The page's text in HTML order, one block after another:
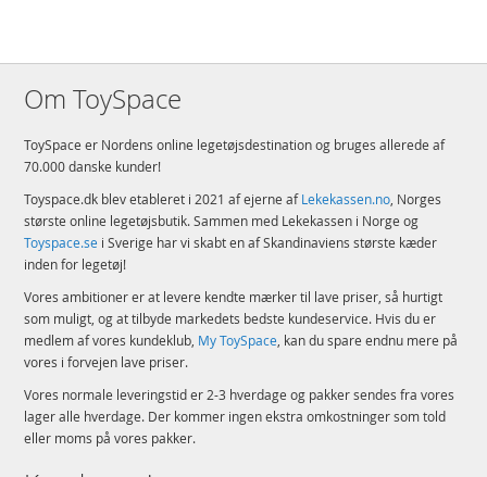
Om ToySpace
ToySpace er Nordens online legetøjsdestination og bruges allerede af
70.000 danske kunder!
Toyspace.dk blev etableret i 2021 af ejerne afLekekassen.no, Norges
største online legetøjsbutik. Sammen med Lekekassen i Norge og
Toyspace.se i Sverige har vi skabt en af Skandinaviens største kæder
inden for legetøj!
Vores ambitioner er at levere kendte mærker til lave priser, så hurtigt
som muligt, og at tilbyde markedets bedste kundeservice. Hvis du er
medlem af vores kundeklub, My ToySpace, kan du spare endnu mere på
vores i forvejen lave priser.
Vores normale leveringstid er 2-3 hverdage og pakker sendes fra vores
lager alle hverdage. Der kommer ingen ekstra omkostninger som told
eller moms på vores pakker.